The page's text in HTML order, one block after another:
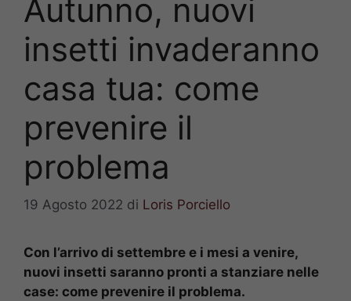
Autunno, nuovi
insetti invaderanno
casa tua: come
prevenire il
problema
19 Agosto 2022 di Loris Porciello
Con l’arrivo di settembre e i mesi a venire,
nuovi insetti saranno pronti a stanziare nelle
case: come prevenire il problema.